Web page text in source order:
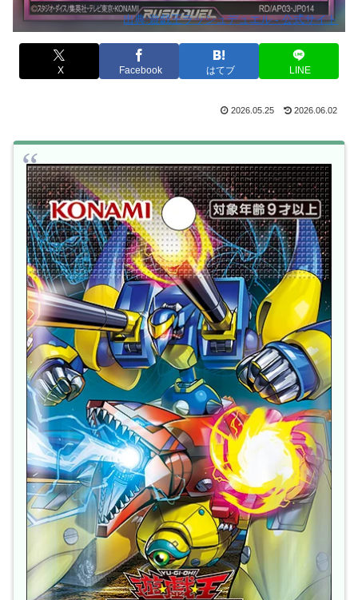
出典:遊戯王ラッシュデュエル - 公式サイト
X Facebook はてブ LINE
2026.05.25 2026.06.02